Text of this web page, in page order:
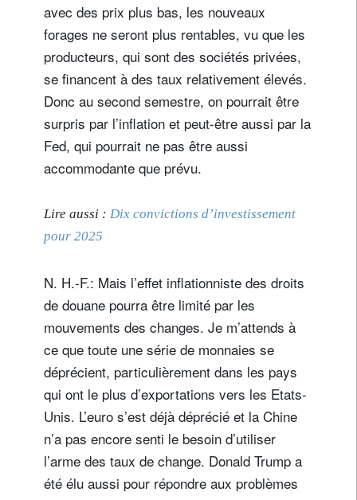
avec des prix plus bas, les nouveaux
forages ne seront plus rentables, vu que les
producteurs, qui sont des sociétés privées,
se financent à des taux relativement élevés.
Donc au second semestre, on pourrait être
surpris par l’inflation et peut-être aussi par la
Fed, qui pourrait ne pas être aussi
accommodante que prévu.
Lire aussi : Dix convictions d’investissement
pour 2025
N. H.-F.: Mais l’effet inflationniste des droits
de douane pourra être limité par les
mouvements des changes. Je m’attends à
ce que toute une série de monnaies se
déprécient, particulièrement dans les pays
qui ont le plus d’exportations vers les Etats-
Unis. L’euro s’est déjà déprécié et la Chine
n’a pas encore senti le besoin d’utiliser
l’arme des taux de change. Donald Trump a
été élu aussi pour répondre aux problèmes
S'inscrire à la newsletter
Civilité Prénom
Nom